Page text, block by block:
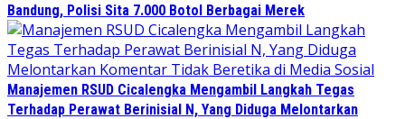
Bandung, Polisi Sita 7.000 Botol Berbagai Merek
Manajemen RSUD Cicalengka Mengambil Langkah Tegas
Terhadap Perawat Berinisial N, Yang Diduga Melontarkan